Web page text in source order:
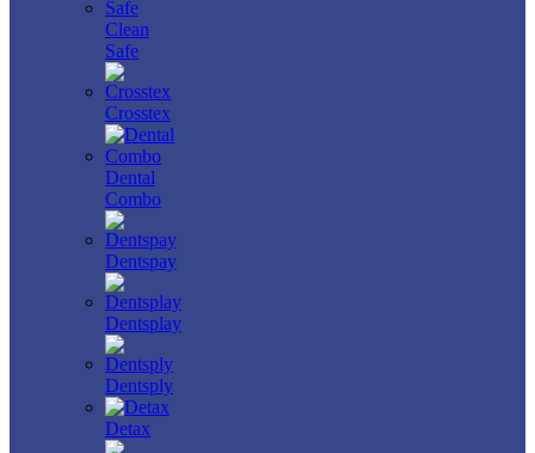
Clean
Safe
Crosstex
Dental
Combo
Dentspay
Dentsplay
Dentsply
Detax